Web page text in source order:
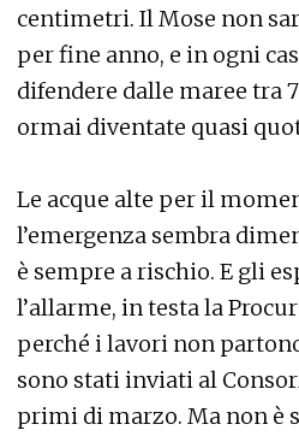
centimetri. Il Mose non
per fine anno, e in ogni
difendere dalle maree tra
ormai diventate quasi
Le acque alte per il
l’emergenza sembra
è sempre a rischio. E gli
l’allarme, in testa la
perché i lavori non
sono stati inviati al
primi di marzo. Ma non è